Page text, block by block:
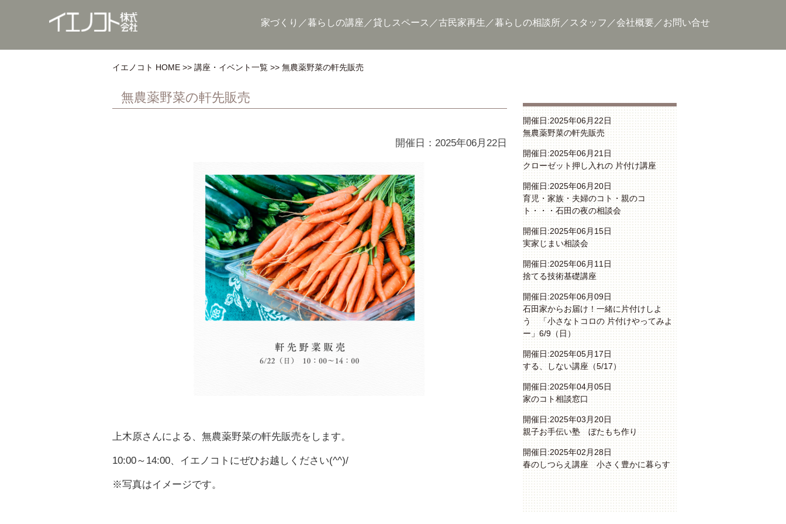
家づくり 暮らしの講座 貸しスペース 古民家再生 暮らしの相談所 スタッフ 会社概要 お問い合せ
イエノコト HOME 講座・イベント一覧 無農薬野菜の軒先販売
無農薬野菜の軒先販売
開催日：2025年06月22日
上木原さんによる、無農薬野菜の軒先販売をします。
10:00～14:00、イエノコトにぜひお越しください(^^)/
※写真はイメージです。
開催日:2025年06月22日
無農薬野菜の軒先販売
開催日:2025年06月21日
クローゼット押し入れの 片付け講座
開催日:2025年06月20日
育児・家族・夫婦のコト・親のコ
ト・・・石田の夜の相談会
開催日:2025年06月15日
実家じまい相談会
開催日:2025年06月11日
捨てる技術基礎講座
開催日:2025年06月09日
石田家からお届け！一緒に片付けしよ
う 「小さなトコロの 片付けやってみよ
ー」6/9（日）
開催日:2025年05月17日
する、しない講座（5/17）
開催日:2025年04月05日
家のコト相談窓口
開催日:2025年03月20日
親子お手伝い塾 ぼたもち作り
開催日:2025年02月28日
春のしつらえ講座 小さく豊かに暮らす